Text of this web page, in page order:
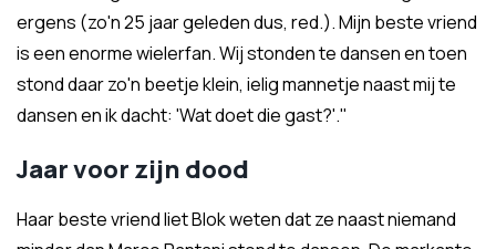
ergens (zo'n 25 jaar geleden dus, red.). Mijn beste vriend
is een enorme wielerfan. Wij stonden te dansen en toen
stond daar zo'n beetje klein, ielig mannetje naast mij te
dansen en ik dacht: 'Wat doet die gast?'."
Jaar voor zijn dood
Haar beste vriend liet Blok weten dat ze naast niemand